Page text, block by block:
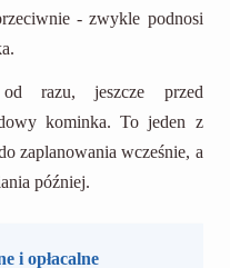
- zwykle podnosi
razu, jeszcze przed
kominka. To jeden z
zaplanowania wcześnie, a
później.
i opłacalne